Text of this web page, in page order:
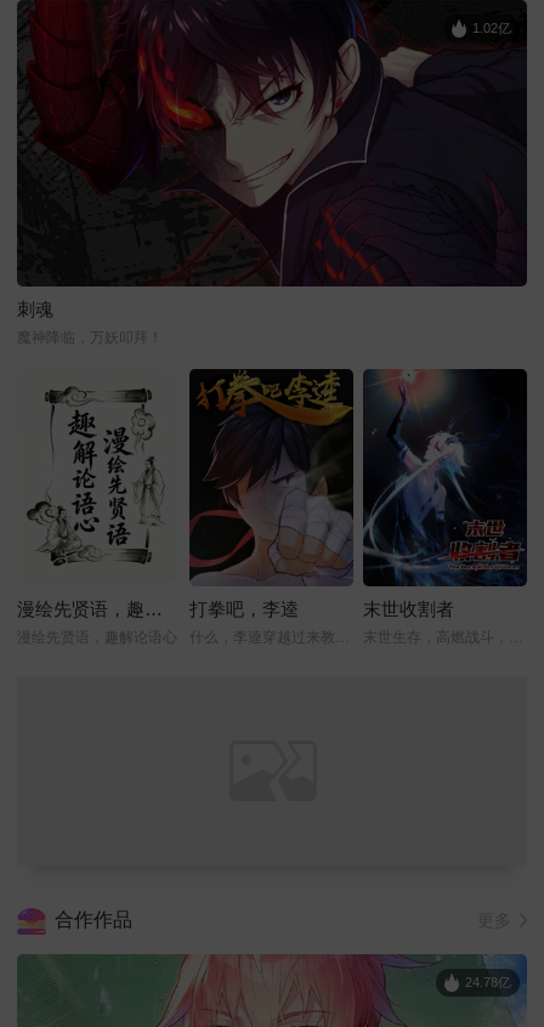
刺魂
魔神降临，万妖叩拜！
1.02亿
漫绘先贤语，趣解论语心
漫绘先贤语，趣解论语心
打拳吧，李逵
什么，李逵穿越过来教我打拳？！
末世收割者
末世生存，高燃战斗，人性挣扎
合作作品
24.78亿